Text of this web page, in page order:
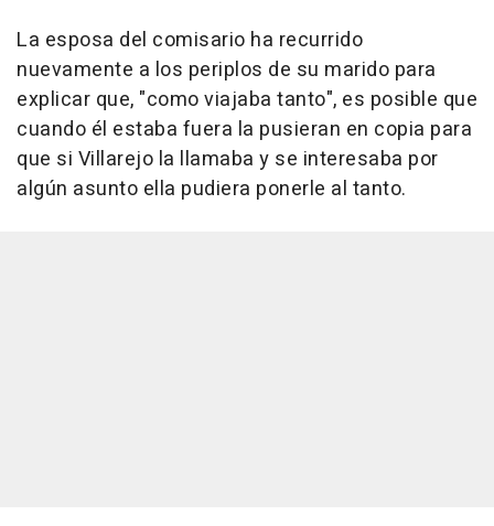
La esposa del comisario ha recurrido
nuevamente a los periplos de su marido para
explicar que, "como viajaba tanto", es posible que
cuando él estaba fuera la pusieran en copia para
que si Villarejo la llamaba y se interesaba por
algún asunto ella pudiera ponerle al tanto.